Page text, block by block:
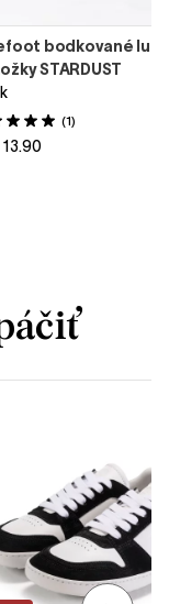
bodkované
STARDUST
(1)